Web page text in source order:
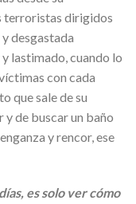
terroristas dirigidos
desgastada
lastimado, cuando lo
con cada
que sale de su
y de buscar un baño
y rencor, ese
es solo ver cómo